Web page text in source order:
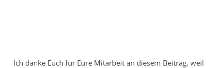
Ich danke Euch für Eure Mitarbeit an diesem Beitrag, weil